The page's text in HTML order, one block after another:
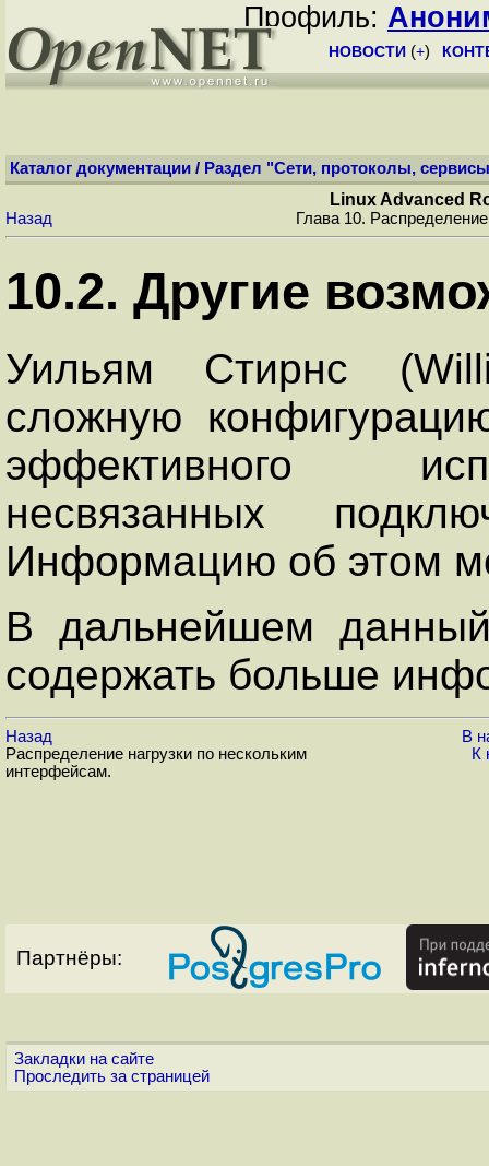
Профиль:
НОВОСТИ (+)
Каталог документации / Раздел "Сети, протоколы,
Linux Advanced
Назад Глава 10.
10.2. Другие
Уильям Стирнс
сложную
эффективного
несвязанных
Информацию об этом
В дальнейшем данный
содержать больше
Назад
В
Распределение нагрузки по нескольким
интерфейсам.
К
Партнёры:
Закладки на сайте
Проследить за страницей